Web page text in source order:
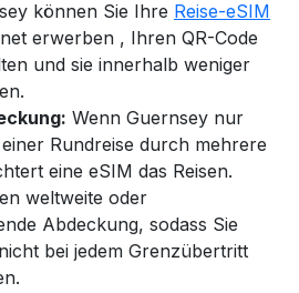
können Sie Ihre Reise-eSIM
erwerben , Ihren QR-Code
und sie innerhalb weniger
Wenn Guernsey nur
Rundreise durch mehrere
eine eSIM das Reisen.
weltweite oder
Abdeckung, sodass Sie
bei jedem Grenzübertritt